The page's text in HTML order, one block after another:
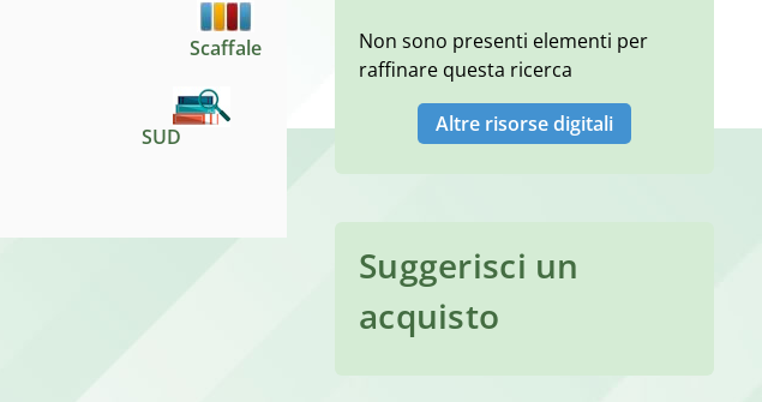
Scaffale
SUD
Non sono presenti elementi per
raffinare questa ricerca
Altre risorse digitali
Suggerisci un
acquisto